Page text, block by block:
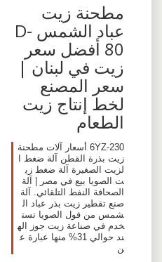
مطحنة زيت
عباد الشمس D-
80 أفضل سعر
زيت في لبنان |
سعر المصنع
لخط إنتاج زيت
الطعام
6YZ-230 أسعار آلات مطحنة
زيت بذرة القطن آلة ضغط ا
لزيت الصغيرة آلة ضغط زي
ت الصويا بيع في مصر | آلة
الصحافة النفط التلقائي. آلة
صنع تقطير زيت بذر عباد ال
شمس من فول الصويا تست
خدم في صناعة زيت جوز اله
ند حوالي 31% منها عبارة ع
ن